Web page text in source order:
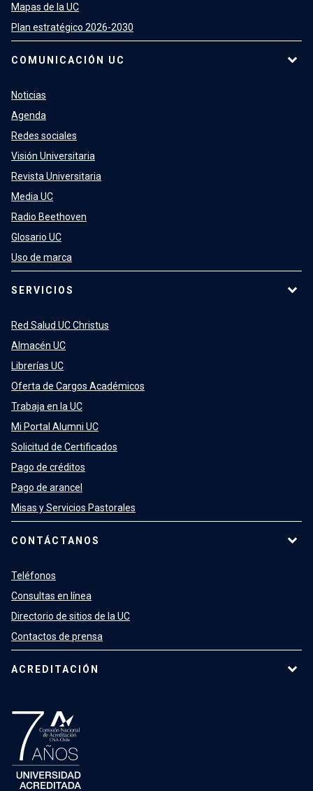
Mapas de la UC
Plan estratégico 2026-2030
COMUNICACIÓN UC
Noticias
Agenda
Redes sociales
Visión Universitaria
Revista Universitaria
Media UC
Radio Beethoven
Glosario UC
Uso de marca
SERVICIOS
Red Salud UC Christus
Almacén UC
Librerías UC
Oferta de Cargos Académicos
Trabaja en la UC
Mi Portal Alumni UC
Solicitud de Certificados
Pago de créditos
Pago de arancel
Misas y Servicios Pastorales
CONTÁCTANOS
Teléfonos
Consultas en línea
Directorio de sitios de la UC
Contactos de prensa
ACREDITACIÓN